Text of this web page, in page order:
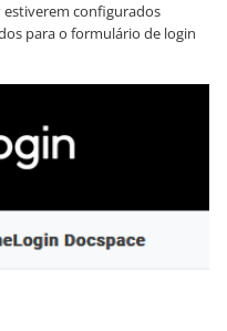
estiverem configurados
para o formulário de login